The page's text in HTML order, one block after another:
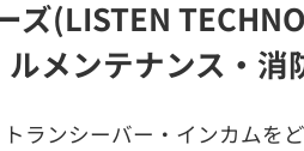
ズ(LISTEN
ルメンテナンス・消
ランシーバー・インカムを